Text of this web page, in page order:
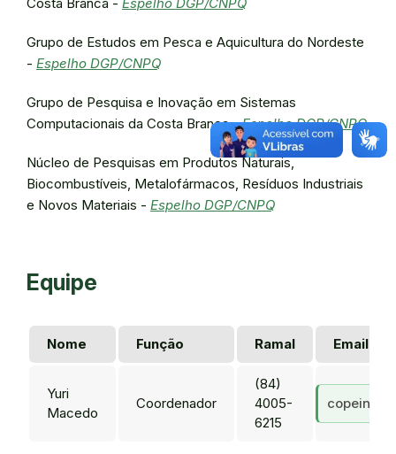
Grupo de Estudos em Pesca e Aquicultura do Nordeste
- Espelho DGP/CNPQ
Grupo de Pesquisa e Inovação em Sistemas
Computacionais da Costa Branca -Espelho DGP/CNPQ
Núcleo de Pesquisas em Produtos Naturais,
Biocombustíveis, Metalofármacos, Resíduos Industriais
e Novos Materiais - Espelho DGP/CNPQ
Equipe
Nome Função Ramal Email
Yuri
Macedo
Coordenador
(84)
4005-
6215